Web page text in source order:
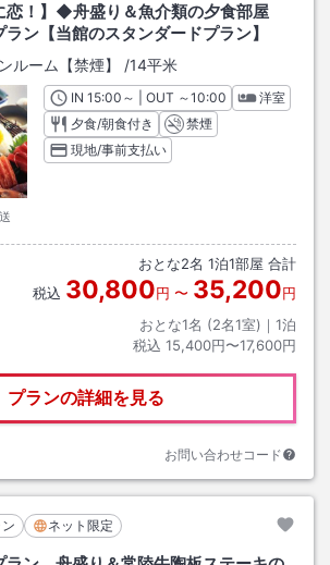
恋！】◆舟盛り＆魚介類の夕食部屋
ン【当館のスタンダードプラン】
ルーム【禁煙】 /14平米
INチェックイン
15:00 ～ | OUT チェックアウト
～10:00
洋室
夕食/朝食付き
禁煙
現地/事前支払い
おとな2名 1泊1部屋 合計
税込 30,800円 〜 35,200円
おとな1名 (2名1室)｜ 1泊
税込 15,400円〜17,600円
プランの詳細を見る
お問い合わせコード
ネット限定